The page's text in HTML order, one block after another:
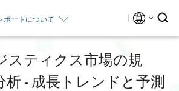
ポートについて
スティクス市場の規
析 - 成長トレンドと予測